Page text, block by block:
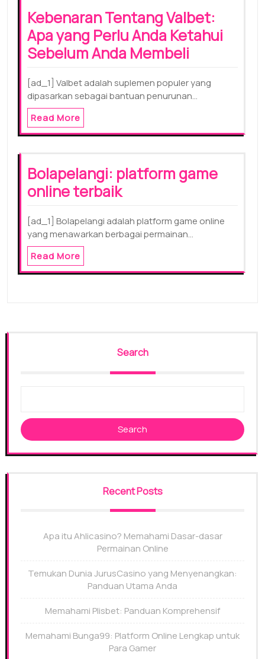
Kebenaran Tentang Valbet:
Apa yang Perlu Anda Ketahui
Sebelum Anda Membeli
[ad_1] Valbet adalah suplemen populer yang
dipasarkan sebagai bantuan penurunan…
Read More
Bolapelangi: platform game
online terbaik
[ad_1] Bolapelangi adalah platform game online
yang menawarkan berbagai permainan…
Read More
Search
Search
Recent Posts
Apa itu Ahlicasino? Memahami Dasar-dasar
Permainan Online
Temukan Dunia JurusCasino yang Menyenangkan:
Panduan Utama Anda
Memahami Plisbet: Panduan Komprehensif
Memahami Bunga99: Platform Online Lengkap untuk
Para Gamer